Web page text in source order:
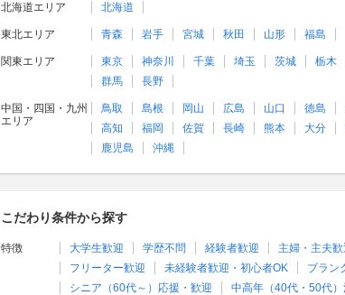
北海道エリア 北海道
東北エリア 青森 岩手 宮城 秋田 山形 福島
関東エリア 東京 神奈川 千葉 埼玉 茨城 栃木
群馬
長野
中国・四国・九州
エリア
鳥取 島根 岡山 広島 山口 徳島
高知
福岡 佐賀 長崎 熊本 大分
鹿児島
沖縄
こだわり条件から探す
特徴 大学生歓迎 学歴不問 経験者歓迎
主婦・主夫歓
フリーター歓迎
未経験者歓迎・初心者OK
ブラン
シニア（60代～）応援・歓迎
中高年（40代・50代）